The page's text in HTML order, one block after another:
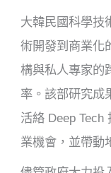
大韓民國科學技
術開發到商業化
構與私人專家的
率。該部研究成
活絡 Deep Tech
業機會，並帶動